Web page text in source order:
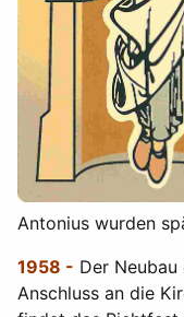
Antonius wurden
1958 - Der
Anschluss an die